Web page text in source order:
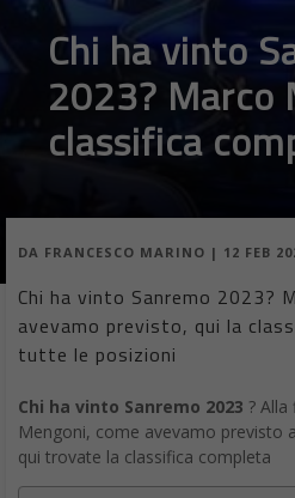
Chi ha vinto
2023? Marco
classifica
DA FRANCESCO MARINO | 12 FEB
Chi ha vinto Sanremo 2023?
avevamo previsto, qui la
tutte le posizioni
Chi ha vinto Sanremo 2023 ?
Mengoni, come avevamo previsto
qui trovate la classifica completa